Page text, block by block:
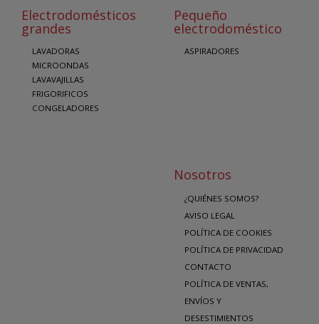
Electrodomésticos
grandes
LAVADORAS
MICROONDAS
LAVAVAJILLAS
FRIGORIFICOS
CONGELADORES
Pequeño
electrodoméstico
ASPIRADORES
Nosotros
¿QUIÉNES SOMOS?
AVISO LEGAL
POLÍTICA DE COOKIES
POLÍTICA DE PRIVACIDAD
CONTACTO
POLÍTICA DE VENTAS,
ENVÍOS Y
DESESTIMIENTOS